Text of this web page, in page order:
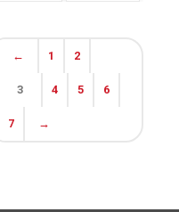
← 1 2
3 4 5 6
7 →